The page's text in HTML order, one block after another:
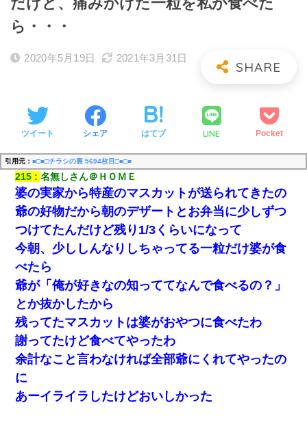
ら・・・
2020年5月19日 2021年3月31日
ツイート シェア はてブ LINE Pocket
引用元： ■□■□チラシの裏 5694枚目□■□■
215 名無しさん＠ＨＯＭＥ
婆の実家から特産のマスカットが送られてきたの
爺の好物だから朝のデザートとお弁当に少しずつ
つけてたんだけど残り1/3くらいになって
今朝、少ししんなりしちゃってる一粒だけ婆が食
べたら
爺が「俺が好きなの知っててなんで食べるの？」
とか抜かしたから
残ってたマスカットは婆がおやつに食べたわ
謝ってたけど食べてやったわ
余計なこと言わなければ全部爺にくれてやったの
に
あーイライラしたけどおいしかった